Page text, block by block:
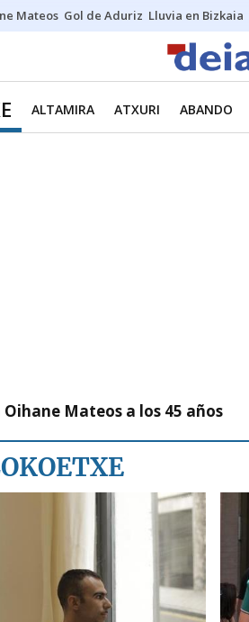
Mateos Gol de Aduriz Lluvia en Bizkaia
ALTAMIRA ATXURI ABANDO
Mateos a los 45 años